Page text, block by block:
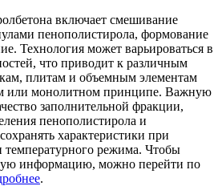
включает смешивание
пенополистирола, формование
Технология может варьироваться в
что приводит к различным
плитам и объемным элементам
или монолитном принципе. Важную
заполнительной фракции,
пенополистирола и
характеристики при
режима. Чтобы
информацию, можно перейти по
.